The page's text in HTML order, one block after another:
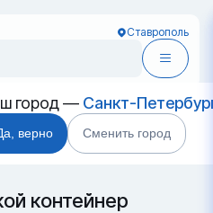
Ставрополь
город — Санкт-
верно Сменить город
контейнеры
675219-3
контейнер